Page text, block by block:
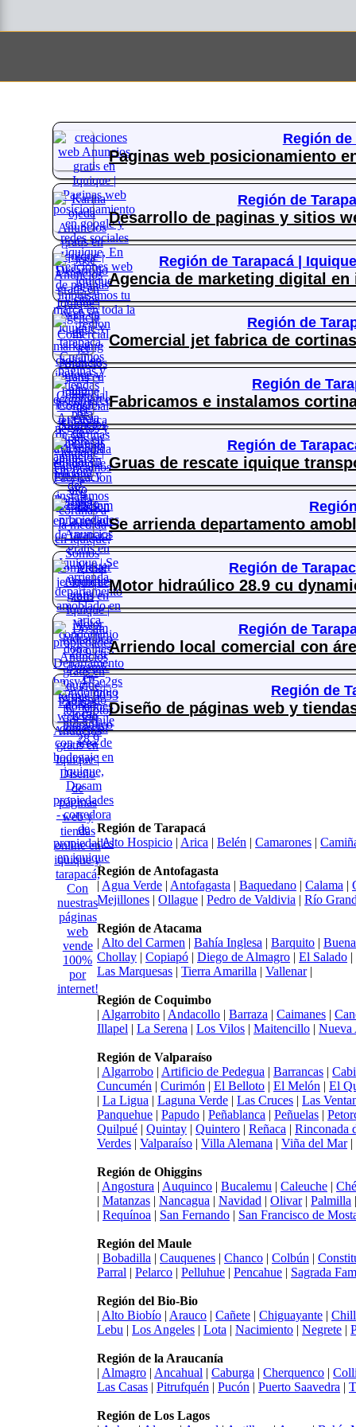
Región
Paginas web posicionamiento
Región de
Desarrollo de paginas y sitios
Región de Tarapacá |
Agencia de marketing digital
Región de
Comercial jet fabrica de
Región de
Fabricamos e instalamos
Región de
Gruas de rescate iquique
Se arrienda departamento
Región de
Motor hidraúlico 28.9 cu
Región de
Arriendo local comercial con
Región de
Diseño de páginas web y
Región de Tarapacá
|Alto Hospicio | Arica | Belén | Camarones |
Región de Antofagasta
| Agua Verde | Antofagasta | Baquedano | Calama |
Mejillones | Ollague | Pedro de Valdivia | Río
Región de Atacama
| Alto del Carmen | Bahía Inglesa | Barquito |
Chollay | Copiapó | Diego de Almagro | El Salado |
Las Marquesas | Tierra Amarilla | Vallenar|
Región de Coquimbo
| Algarrobito | Andacollo | Barraza | Caimanes |
Illapel | La Serena | Los Vilos | Maitencillo | Nueva
Región de Valparaíso
| Algarrobo | Artificio de Pedegua | Barrancas |
Cuncumén | Curimón | El Belloto | El Melón | El
| La Ligua | Laguna Verde | Las Cruces | Las
Panquehue | Papudo | Peñablanca | Peñuelas |
Quilpué | Quintay | Quintero | Reñaca | Rinconada
Verdes | Valparaíso | Villa Alemana | Viña del Mar|
Región de Ohiggins
| Angostura | Auquinco | Bucalemu | Caleuche |
| Matanzas | Nancagua | Navidad | Olivar| Palmilla
| Requínoa | San Fernando | San Francisco de
Región del Maule
| Bobadilla | Cauquenes | Chanco | Colbún |
Parral | Pelarco | Pelluhue | Pencahue | Sagrada
Región del Bio-Bio
| Alto Biobío | Arauco | Cañete | Chiguayante |
Lebu | Los Angeles | Lota | Nacimiento | Negrete |
Región de la Araucanía
| Almagro | Ancahual | Caburga | Cherquenco |
Las Casas | Pitrufquén | Pucón | Puerto Saavedra |
Región de Los Lagos